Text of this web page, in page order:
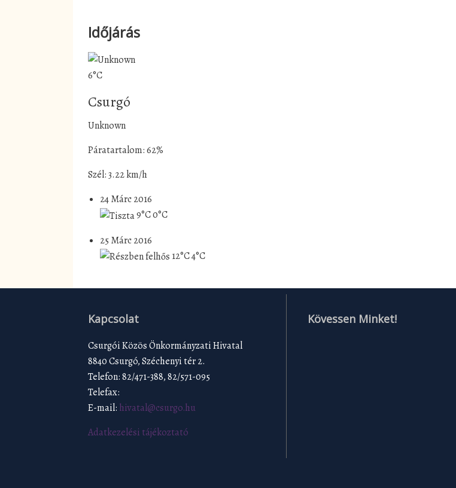
Időjárás
6°C
Csurgó
Unknown
Páratartalom: 62%
Szél: 3.22 km/h
24 Márc 2016
9°C0°C
25 Márc 2016
12°C4°C
Kapcsolat
Csurgói Közös Önkormányzati Hivatal
8840 Csurgó, Széchenyi tér 2.
Telefon: 82/471-388, 82/571-095
Telefax:
E-mail: hivatal@csurgo.hu
Adatkezelési tájékoztató
Kövessen Minket!